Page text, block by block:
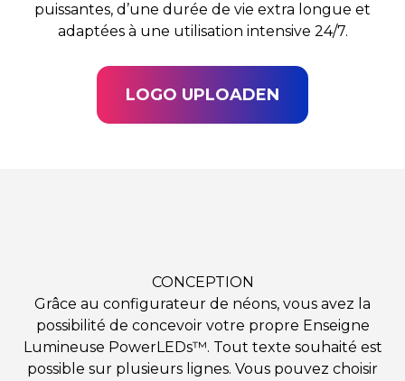
puissantes, d’une durée de vie extra longue et
adaptées à une utilisation intensive 24/7.
LOGO UPLOADEN
CONCEPTION
Grâce au configurateur de néons, vous avez la
possibilité de concevoir votre propre Enseigne
Lumineuse PowerLEDs™. Tout texte souhaité est
possible sur plusieurs lignes. Vous pouvez choisir